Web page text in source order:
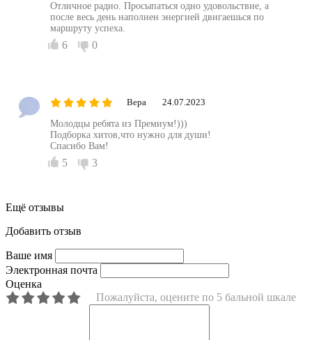
Отличное радио. Просыпаться одно удовольствие, а
после весь день наполнен энергией двигаешься по
маршруту успеха.
6 0
Вера 24.07.2023
Молодцы ребята из Премиум!)))
Подборка хитов,что нужно для души!
Спасибо Вам!
5 3
Ещё отзывы
Добавить отзыв
Ваше имя
Электронная почта
Оценка
Пожалуйста, оцените по 5 бальной шкале